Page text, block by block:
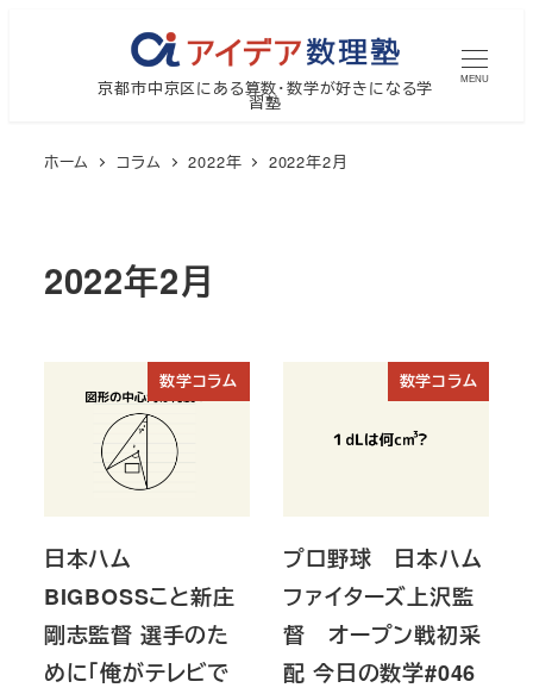
京都市中京区にある算数・数学が好きになる学
習塾
MENU
ホーム コラム 2022年 2022年2月
2022年2月
数学コラム
日本ハム
BIGBOSSこと新庄
剛志監督 選手のた
めに「俺がテレビで
数学コラム
プロ野球 日本ハム
ファイターズ上沢監
督 オープン戦初采
配 今日の数学#046